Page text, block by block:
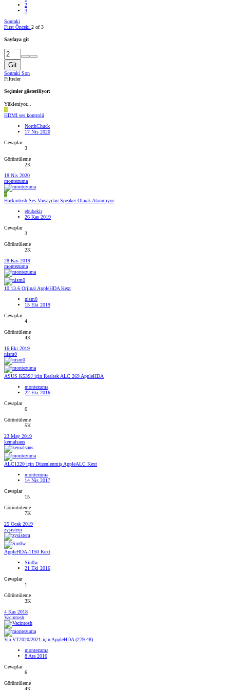
2
3
Sonraki
First Önceki 2 of 3
Sayfaya git
Git
Sonraki Son
Filtreler
Seçimler gösteriliyor:
Yükleniyor...
N
HDMI ses kontrolü
NorthChuck
17 Nis 2020
Cevaplar
3
Görüntüleme
2K
18 Nis 2020
montezuma
E
Hackintosh Ses Varsayılan Speaker Olarak Atanmıyor
ebubekir
26 Kas 2019
Cevaplar
3
Görüntüleme
2K
28 Kas 2019
montezuma
10.13.6 Orjinal AppleHDA Kext
nism0
15 Eki 2019
Cevaplar
4
Görüntüleme
4K
16 Eki 2019
nism0
ASUS K53SJ için Realtek ALC 269 AppleHDA
montezuma
22 Eki 2016
Cevaplar
6
Görüntüleme
5K
23 May 2019
kemalsans
ALC1220 için Düzenlenmiş AppleALC Kext
montezuma
14 Nis 2017
Cevaplar
15
Görüntüleme
7K
25 Ocak 2019
zysistem
AppleHDA-1150 Kext
Sin0w
21 Eki 2016
Cevaplar
1
Görüntüleme
3K
4 Kas 2018
Vacintosh
Via VT2020/2021 için AppleHDA (279.48)
montezuma
8 Ara 2016
Cevaplar
6
Görüntüleme
4K